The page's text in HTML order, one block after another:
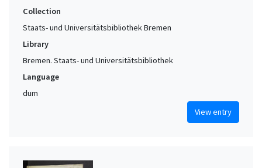
Collection
Staats- und Universitätsbibliothek Bremen
Library
Bremen. Staats- und Universitätsbibliothek
Language
dum
View entry